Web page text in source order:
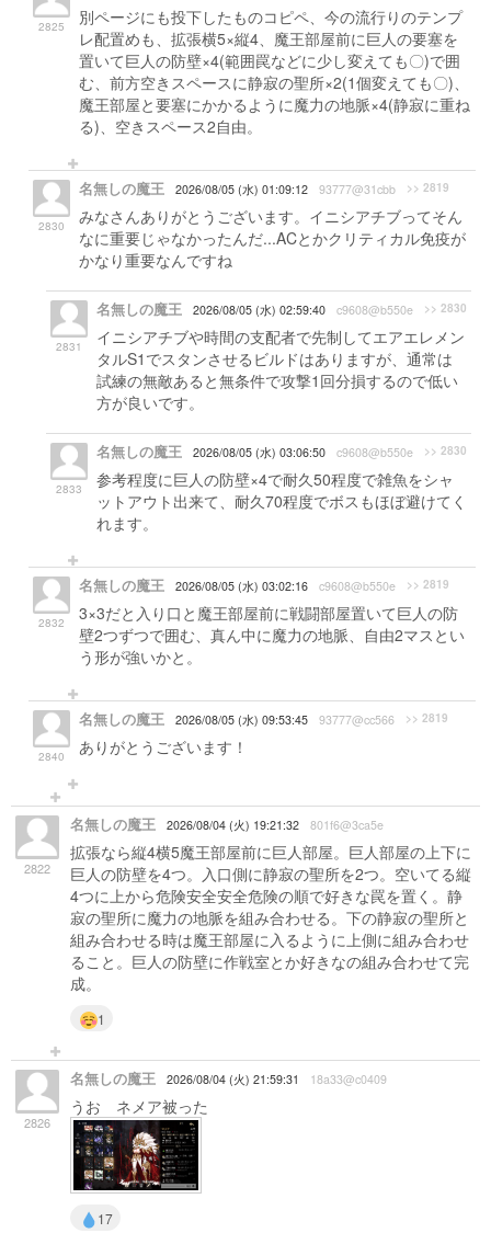
2825
別ページにも投下したものコピペ、今の流行りのテンプ
レ配置めも、拡張横5×縦4、魔王部屋前に巨人の要塞を
置いて巨人の防壁×4(範囲罠などに少し変えても〇)で囲
む、前方空きスペースに静寂の聖所×2(1個変えても〇)、
魔王部屋と要塞にかかるように魔力の地脈×4(静寂に重ね
る)、空きスペース2自由。
2830
名無しの魔王 2026/08/05 (水) 01:09:12 93777@31cbb >> 2819
みなさんありがとうございます。イニシアチブってそん
なに重要じゃなかったんだ...ACとかクリティカル免疫が
かなり重要なんですね
2831
名無しの魔王 2026/08/05 (水) 02:59:40 c9608@b550e >> 2830
イニシアチブや時間の支配者で先制してエアエレメン
タルS1でスタンさせるビルドはありますが、通常は
試練の無敵あると無条件で攻撃1回分損するので低い
方が良いです。
2833
名無しの魔王 2026/08/05 (水) 03:06:50 c9608@b550e >> 2830
参考程度に巨人の防壁×4で耐久50程度で雑魚をシャ
ットアウト出来て、耐久70程度でボスもほぼ避けてく
れます。
2832
名無しの魔王 2026/08/05 (水) 03:02:16 c9608@b550e >> 2819
3×3だと入り口と魔王部屋前に戦闘部屋置いて巨人の防
壁2つずつで囲む、真ん中に魔力の地脈、自由2マスとい
う形が強いかと。
2840
名無しの魔王 2026/08/05 (水) 09:53:45 93777@cc566 >> 2819
ありがとうございます！
2822
名無しの魔王 2026/08/04 (火) 19:21:32 801f6@3ca5e
拡張なら縦4横5魔王部屋前に巨人部屋。巨人部屋の上下に
巨人の防壁を4つ。入口側に静寂の聖所を2つ。空いてる縦
4つに上から危険安全安全危険の順で好きな罠を置く。静
寂の聖所に魔力の地脈を組み合わせる。下の静寂の聖所と
組み合わせる時は魔王部屋に入るように上側に組み合わせ
ること。巨人の防壁に作戦室とか好きなの組み合わせて完
成。
1
2826
名無しの魔王 2026/08/04 (火) 21:59:31 18a33@c0409
うお ネメア被った
17